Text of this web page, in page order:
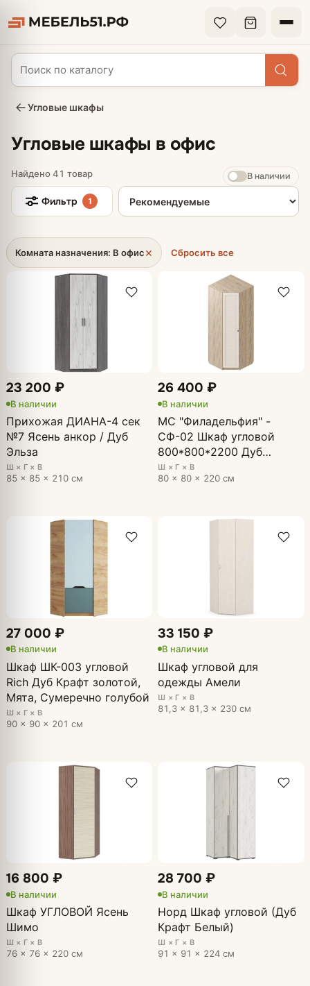
Угловые шкафы
Угловые шкафы в офис
Найдено 41 товар В наличии
Фильтр 1
Сортировка товаров
Комната назначения: В офис× Сбросить все
23 200 ₽
В наличии
Прихожая ДИАНА-4 сек
№7 Ясень анкор / Дуб
Эльза
Ш × Г × В
85 × 85 × 210 см
26 400 ₽
В наличии
МС "Филадельфия" -
СФ-02 Шкаф угловой
800*800*2200 Дуб
Баррик БЕЖ (ЛЕВЫЙ)
Ш × Г × В
80 × 80 × 220 см
27 000 ₽
В наличии
Шкаф ШК-003 угловой
Rich Дуб Крафт золотой,
Мята, Сумеречно голубой
Ш × Г × В
90 × 90 × 201 см
33 150 ₽
В наличии
Шкаф угловой для
одежды Амели
Ш × Г × В
81,3 × 81,3 × 230 см
16 800 ₽
В наличии
Шкаф УГЛОВОЙ Ясень
Шимо
Ш × Г × В
76 × 76 × 220 см
28 700 ₽
В наличии
Норд Шкаф угловой (Дуб
Крафт Белый)
Ш × Г × В
91 × 91 × 224 см